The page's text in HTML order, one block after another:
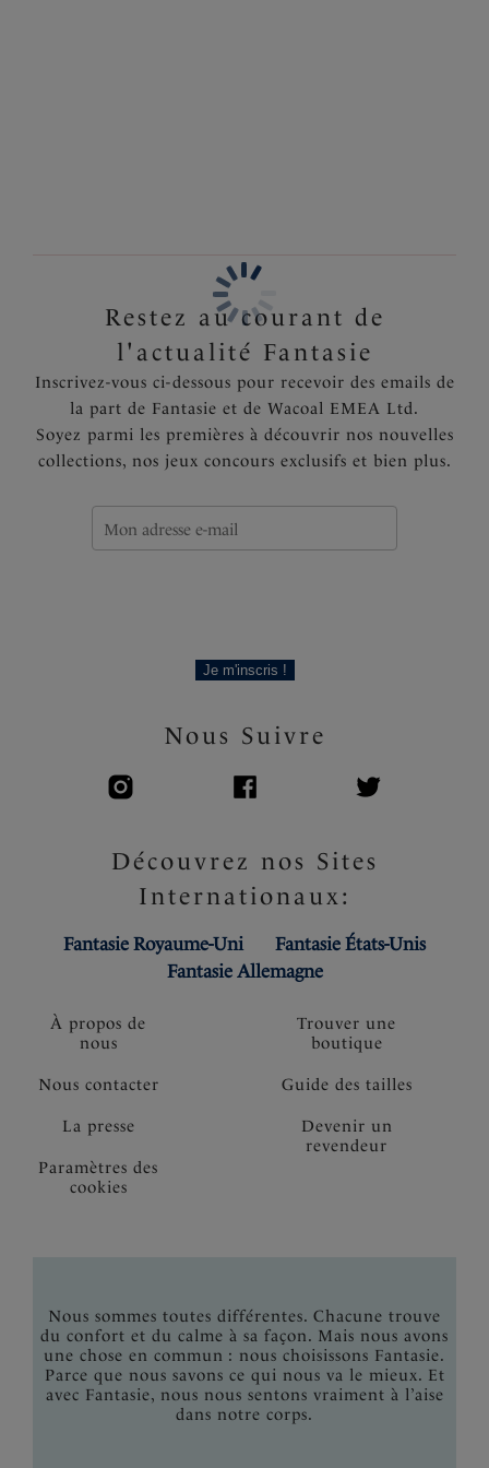
Code produit : FS507072HET
À propos de
nous
Nous contacter
La presse
Paramètres des
cookies
Restez au courant de
l'actualité Fantasie
Inscrivez-vous ci-dessous pour recevoir des emails de
la part de Fantasie et de Wacoal EMEA Ltd.
Soyez parmi les premières à découvrir nos nouvelles
collections, nos jeux concours exclusifs et bien plus.
Je m'inscris !
Nous Suivre
Découvrez nos Sites
Internationaux:
Fantasie Royaume-Uni
Fantasie États-Unis
Fantasie Allemagne
Trouver une
boutique
Guide des tailles
Devenir un
revendeur
Nous sommes toutes différentes. Chacune trouve
du confort et du calme à sa façon. Mais nous avons
une chose en commun : nous choisissons Fantasie.
Parce que nous savons ce qui nous va le mieux. Et
avec Fantasie, nous nous sentons vraiment à l’aise
dans notre corps.